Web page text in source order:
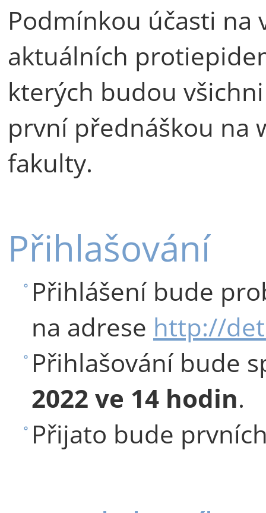
Podmínkou účasti na
aktuálních
kterých budou
první přednáškou na
fakulty.
Přihlašování
Přihlášení bude
na adrese http://
Přihlašování bude
2022 ve 14 hodin.
Přijato bude